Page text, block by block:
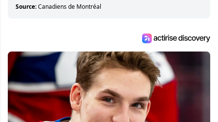
entourant la LNH et en faire bénéficier les
Source:Canadiens de Montréal